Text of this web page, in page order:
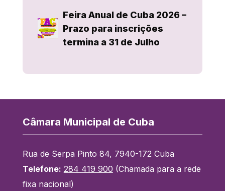
Feira Anual de Cuba 2026 –
Prazo para inscrições
termina a 31 de Julho
Câmara Municipal de Cuba
Rua de Serpa Pinto 84, 7940-172 Cuba
Telefone: 284 419 900 (Chamada para a rede
fixa nacional)